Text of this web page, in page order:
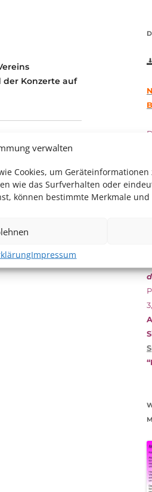
verwalten
Cookies, um
wie das Surfverhalten oder
können bestimmte Merkmale
Impressum
der Konzerte auf